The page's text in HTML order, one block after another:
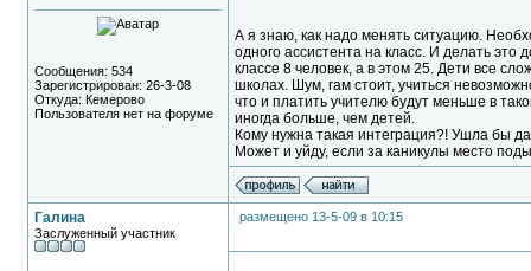
Сообщения: 534
Зарегистрирован: 26-3-08
Откуда: Кемерово
Пользователя нет на форуме
А я знаю, как надо менять ситуацию.
одного ассистента на класс. И делать
классе 8 человек, а в этом 25. Дети все
школах. Шум, гам стоит, учиться
что и платить учителю будут меньше в
иногда больше, чем детей.
Кому нужна такая интеграция?! Ушла бы
Может и уйду, если за каникулы место
Галина
Заслуженный участник
размещено 13-5-09 в 10:15